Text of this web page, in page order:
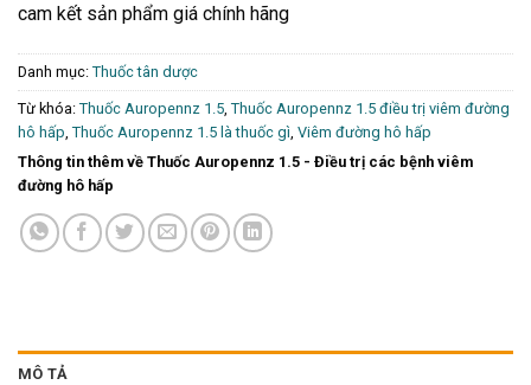
cam kết sản phẩm giá chính hãng
Danh mục: Thuốc tân dược
Từ khóa: Thuốc Auropennz 1.5, Thuốc Auropennz 1.5 điều trị viêm đường
hô hấp, Thuốc Auropennz 1.5 là thuốc gì, Viêm đường hô hấp
Thông tin thêm về Thuốc Auropennz 1.5 - Điều trị các bệnh viêm
đường hô hấp
MÔ TẢ